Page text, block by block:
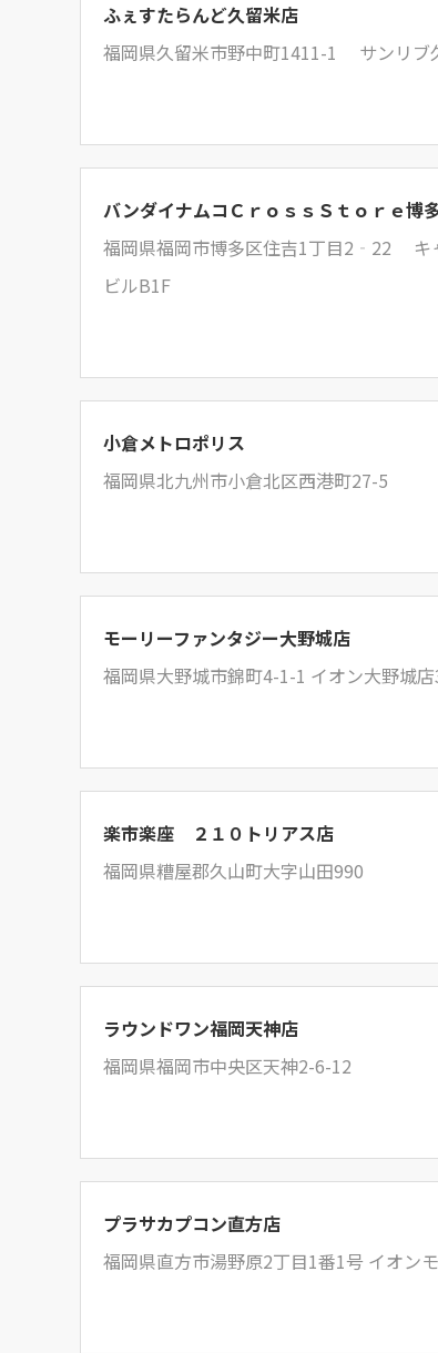
ふぇすたらんど久留米店
福岡県久留米市野中町1411-1 サンリブ
バンダイナムコＣｒｏｓｓＳｔｏｒｅ博
福岡県福岡市博多区住吉1丁目2‐22 キ
ビルB1F
小倉メトロポリス
福岡県北九州市小倉北区西港町27-5
モーリーファンタジー大野城店
福岡県大野城市錦町4-1-1 イオン大野城
楽市楽座 ２１０トリアス店
福岡県糟屋郡久山町大字山田990
ラウンドワン福岡天神店
福岡県福岡市中央区天神2-6-12
プラサカプコン直方店
福岡県直方市湯野原2丁目1番1号 イオン